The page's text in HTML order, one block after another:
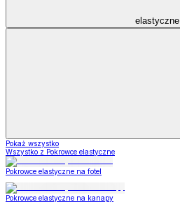
elastyczne
Pokaż wszystko
Wszystko z Pokrowce elastyczne
Pokrowce elastyczne na fotel
Pokrowce elastyczne na kanapy